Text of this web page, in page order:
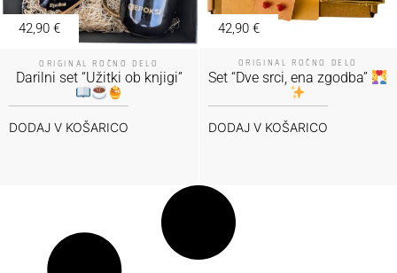
42,90€
ORIGINAL ROČNO DELO
Darilni set “Užitki ob knjigi”
DODAJ V KOŠARICO
42,90 €
ORIGINAL ROČNO DELO
Set “Dve srci, ena zgodba”
DODAJ V KOŠARICO